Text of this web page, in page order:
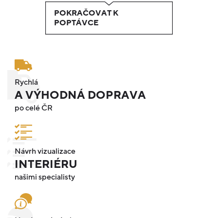
POKRAČOVAT K
POPTÁVCE
Rychlá
A VÝHODNÁ DOPRAVA
po celé ČR
Návrh vizualizace
INTERIÉRU
našimi specialisty